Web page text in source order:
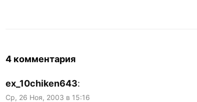
4 комментария
ex_10chiken643:
Ср, 26 Ноя, 2003 в 15:16